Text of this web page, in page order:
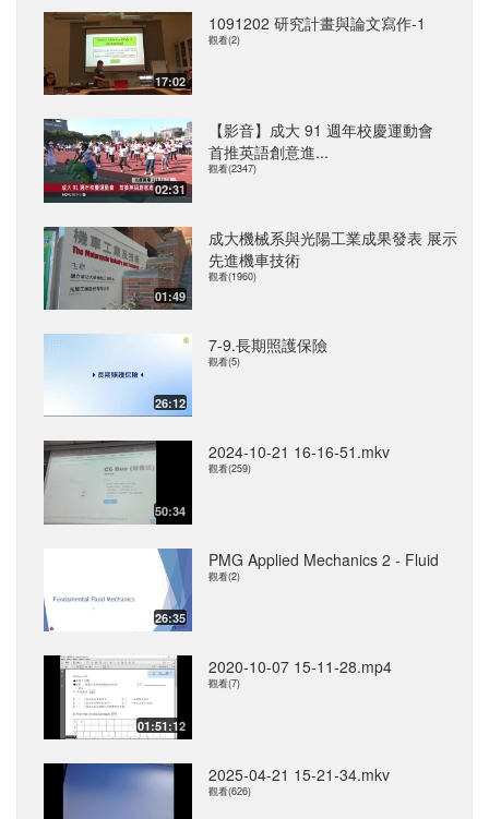
17:02
1091202 研究計畫與論文寫作-1
觀看(2)
02:31
【影音】成大 91 週年校慶運動會
首推英語創意進...
觀看(2347)
01:49
成大機械系與光陽工業成果發表 展示
先進機車技術
觀看(1960)
26:12
7-9.長期照護保險
觀看(5)
50:34
2024-10-21 16-16-51.mkv
觀看(259)
26:35
PMG Applied Mechanics 2 - Fluid
觀看(2)
01:51:12
2020-10-07 15-11-28.mp4
觀看(7)
2025-04-21 15-21-34.mkv
觀看(626)